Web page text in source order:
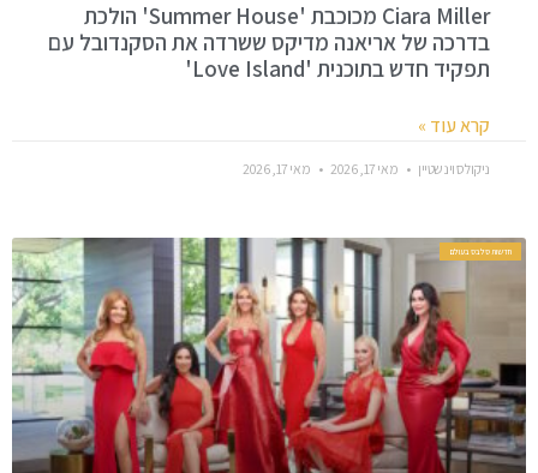
Ciara Miller מכוכבת 'Summer House' הולכת
בדרכה של אריאנה מדיקס ששרדה את הסקנדובל עם
תפקיד חדש בתוכנית 'Love Island'
קרא עוד »
ניקולס וינשטיין מאי 17, 2026 מאי 17, 2026
חדשות סלבס בעולם